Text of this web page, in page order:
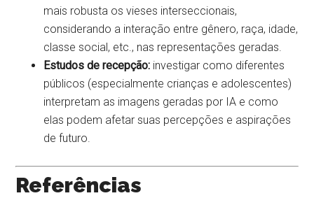
mais robusta os vieses interseccionais,
considerando a interação entre gênero, raça, idade,
classe social, etc., nas representações geradas.
Estudos de recepção: investigar como diferentes
públicos (especialmente crianças e adolescentes)
interpretam as imagens geradas por IA e como
elas podem afetar suas percepções e aspirações
de futuro.
Referências